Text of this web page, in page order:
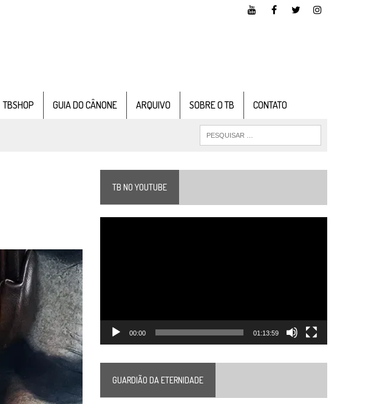
TBSHOP GUIA DO CÂNONE ARQUIVO SOBRE O TB CONTATO
TB NO YOUTUBE
00:00 01:13:59
GUARDIÃO DA ETERNIDADE